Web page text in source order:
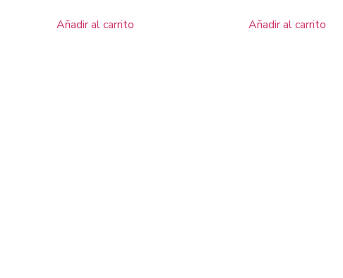
Añadir al carrito Añadir al carrito